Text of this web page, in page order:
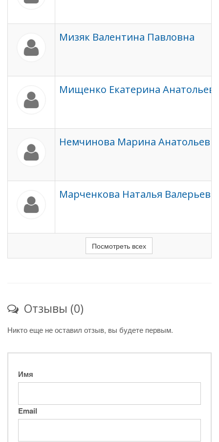
Мизяк Валентина Павловна
Мищенко Екатерина
Немчинова Марина
Марченкова Наталья
Посмотреть всех
Отзывы (0)
Никто еще не оставил отзыв, вы будете первым.
Имя
Email